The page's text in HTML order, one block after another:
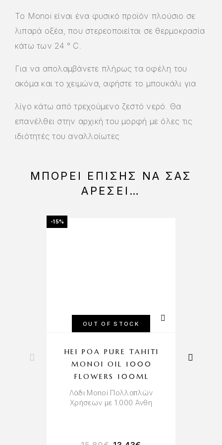
Το Monoi είναι ένα φυσικό προϊόν πλούσιο σε
λιπαρά οξέα, που στερεοποιείται σε θερμοκρασία
κάτω των 24 ° C.
Για να απολαμβάνετε πλήρως τα οφέλη του
ακόμα και το χειμώνα, αφήστε το μπουκάλι για
λίγο κάτω από τρεχούμενο ζεστό νερό. Θα
επανέλθει στην αρχική του μορφή με όλες τις
ιδιότητές του αναλλοίωτες
ΜΠΟΡΕΊ ΕΠΊΣΗΣ ΝΑ ΣΑΣ
ΑΡΈΣΕΙ…
-15%
OUT OF STOCK
HEI POA PURE TAHITI
MONOI OIL 1000
FLOWERS 100ML
Λάδι Monoi Πολλαπλών
Χρήσεων με 1.000 Άνθη